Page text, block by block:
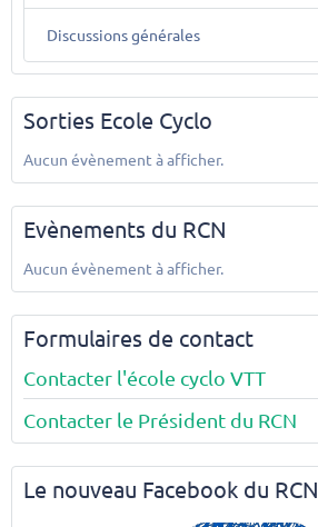
Discussions générales
Sorties Ecole Cyclo
Aucun évènement à afficher.
Evènements du RCN
Aucun évènement à afficher.
Formulaires de contact
Contacter l'école cyclo VTT
Contacter le Président du RCN
Le nouveau Facebook du RCN